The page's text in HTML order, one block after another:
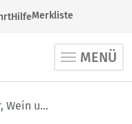
HilfeMerkliste
MENÜ
Klöster, Wein und Hildegard: Pilgertage im UNESCO-Welterbe